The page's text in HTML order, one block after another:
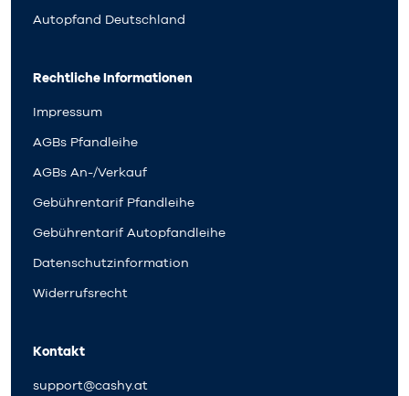
Autopfand Deutschland
Rechtliche Informationen
Impressum
AGBs Pfandleihe
AGBs An-/Verkauf
Gebührentarif Pfandleihe
Gebührentarif Autopfandleihe
Datenschutzinformation
Widerrufsrecht
Kontakt
support@cashy.at